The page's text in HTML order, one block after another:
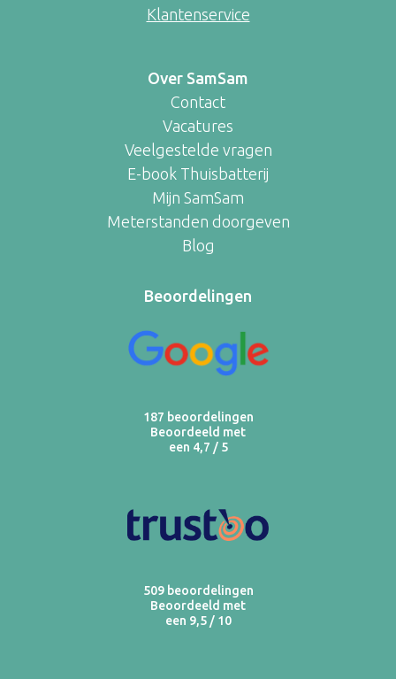
Klantenservice
Over SamSam
Contact
Vacatures
Veelgestelde vragen
E-book Thuisbatterij
Mijn SamSam
Meterstanden doorgeven
Blog
Beoordelingen
187 beoordelingen
Beoordeeld met
een 4,7 / 5
509 beoordelingen
Beoordeeld met
een 9,5 / 10